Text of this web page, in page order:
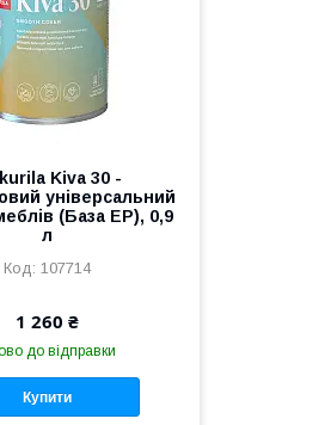
Kiva 30 -
універсальний
(База EP), 0,9
л
107714
1 260 ₴
до відправки
Купити